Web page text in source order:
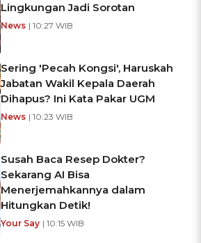
Lingkungan Jadi Sorotan
News | 10:27 WIB
Sering 'Pecah Kongsi', Haruskah
Jabatan Wakil Kepala Daerah
Dihapus? Ini Kata Pakar UGM
News | 10:23 WIB
Susah Baca Resep Dokter?
Sekarang AI Bisa
Menerjemahkannya dalam
Hitungkan Detik!
Your Say | 10:15 WIB